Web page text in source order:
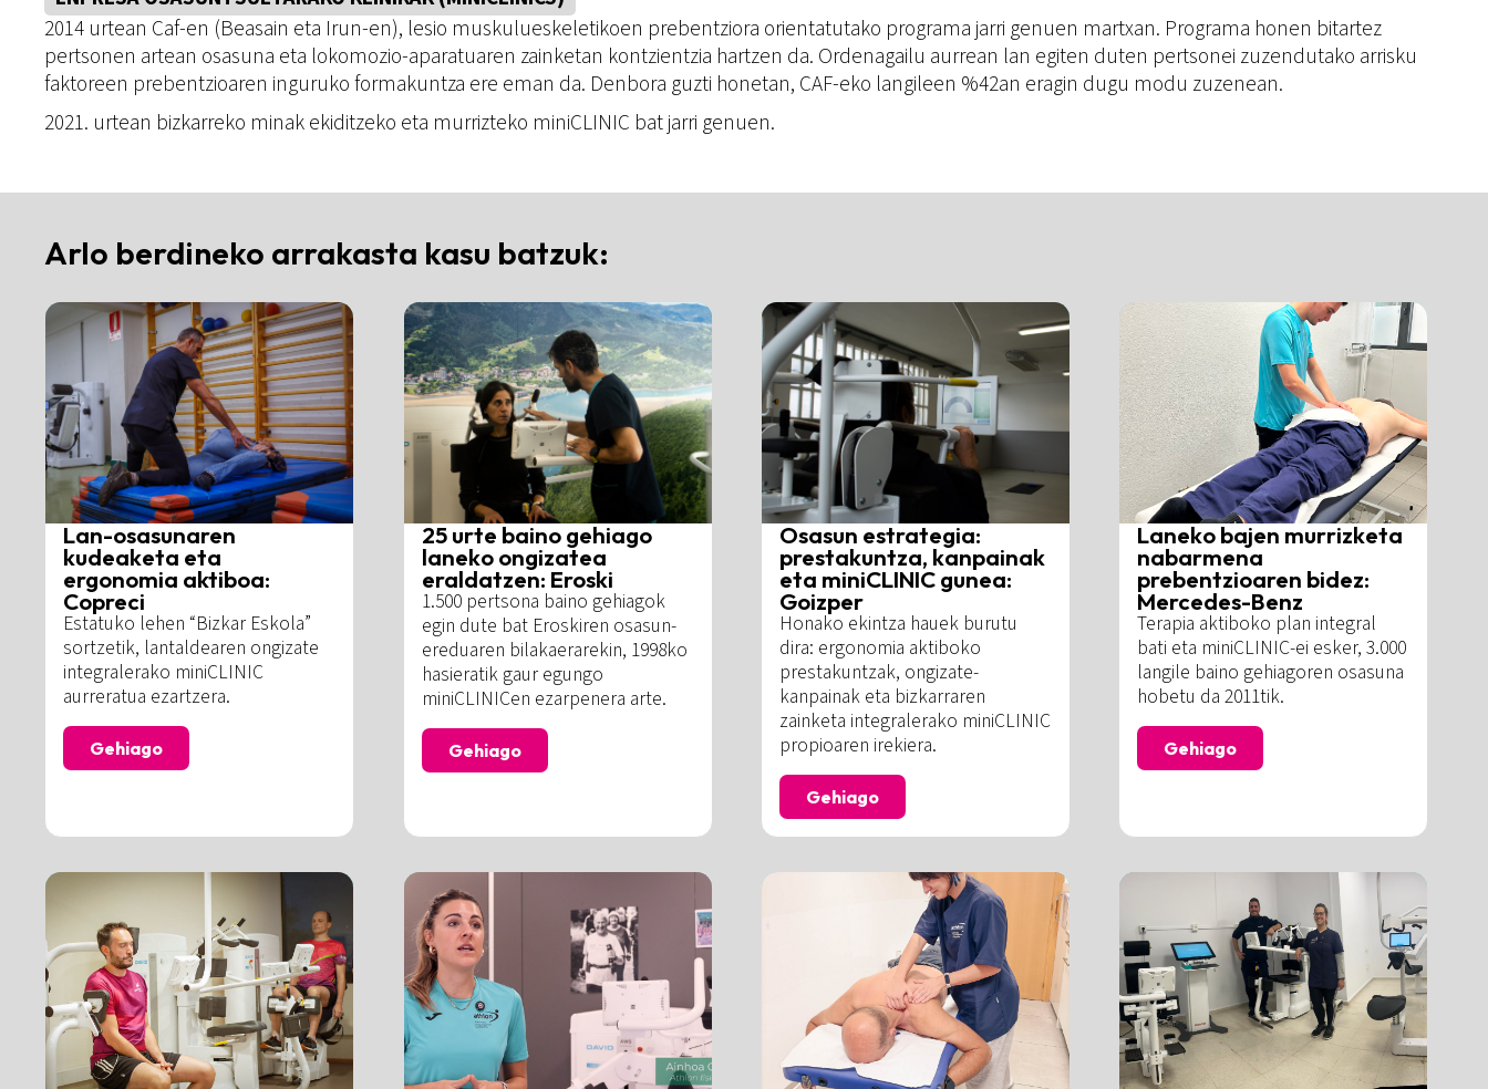
2014 urtean Caf-en (Beasain eta Irun-en), lesio muskulueskeletikoen prebentziora orientatutako programa jarri genuen martxan. Programa honen bitartez
pertsonen artean osasuna eta lokomozio-aparatuaren zainketan kontzientzia hartzen da. Ordenagailu aurrean lan egiten duten pertsonei zuzendutako arrisku
faktoreen prebentzioaren inguruko formakuntza ere eman da. Denbora guzti honetan, CAF-eko langileen %42an eragin dugu modu zuzenean.
2021. urtean bizkarreko minak ekiditzeko eta murrizteko miniCLINIC bat jarri genuen.
Arlo berdineko arrakasta kasu batzuk:
Lan-osasunaren
kudeaketa eta
ergonomia aktiboa:
Copreci
Estatuko lehen “Bizkar Eskola”
sortzetik, lantaldearen ongizate
integralerako miniCLINIC
aurreratua ezartzera.
Gehiago
25 urte baino gehiago
laneko ongizatea
eraldatzen: Eroski
1.500 pertsona baino gehiagok
egin dute bat Eroskiren osasun-
ereduaren bilakaerarekin, 1998ko
hasieratik gaur egungo
miniCLINICen ezarpenera arte.
Gehiago
Osasun estrategia:
prestakuntza, kanpainak
eta miniCLINIC gunea:
Goizper
Honako ekintza hauek burutu
dira: ergonomia aktiboko
prestakuntzak, ongizate-
kanpainak eta bizkarraren
zainketa integralerako miniCLINIC
propioaren irekiera.
Gehiago
Laneko bajen murrizketa
nabarmena
prebentzioaren bidez:
Mercedes-Benz
Terapia aktiboko plan integral
bati eta miniCLINIC-ei esker, 3.000
langile baino gehiagoren osasuna
hobetu da 2011tik.
Gehiago